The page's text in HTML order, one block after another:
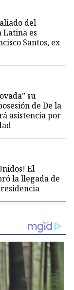
del
es
Santos, ex
su
de De la
asistencia por
El
la llegada de